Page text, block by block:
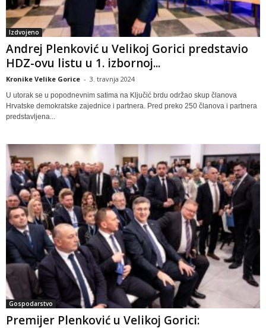
Izdvojeno
Andrej Plenković u Velikoj Gorici predstavio
HDZ-ovu listu u 1. izbornoj...
Kronike Velike Gorice - 3. travnja 2024
U utorak se u popodnevnim satima na Ključić brdu održao skup članova
Hrvatske demokratske zajednice i partnera. Pred preko 250 članova i partnera
predstavljena...
Gospodarstvo
Premijer Plenković u Velikoj Gorici: